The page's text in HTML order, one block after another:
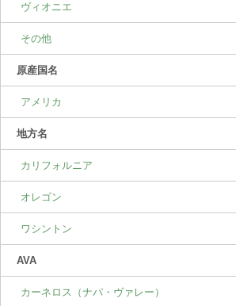
ヴィオニエ
その他
原産国名
アメリカ
地方名
カリフォルニア
オレゴン
ワシントン
AVA
カーネロス（ナパ・ヴァレー）